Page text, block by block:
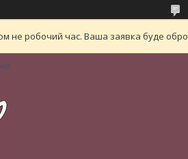
не робочий час. Ваша заявка буде